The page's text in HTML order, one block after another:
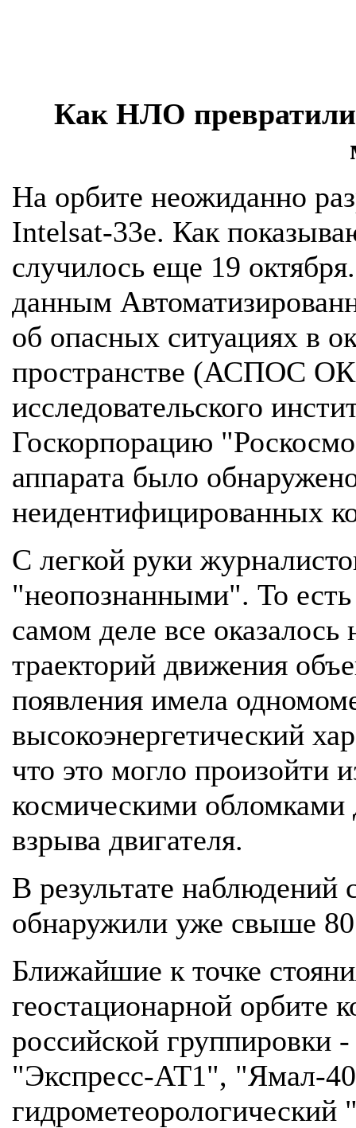
Как НЛО
На орбите неожиданно
Intelsat-33e. Как
случилось еще 19
данным
об опасных ситуациях в
пространстве (АСПОС
исследовательского
Госкорпорацию
аппарата было
неидентифицированных
С легкой руки
"неопознанными". То
самом деле все
траекторий движения
появления имела
высокоэнергетический
что это могло произойти
космическими обломками
взрыва двигателя.
В результате
обнаружили уже свыше
Ближайшие к точке
геостационарной орбите
российской группировки
"Экспресс-АТ1", "Ямал-